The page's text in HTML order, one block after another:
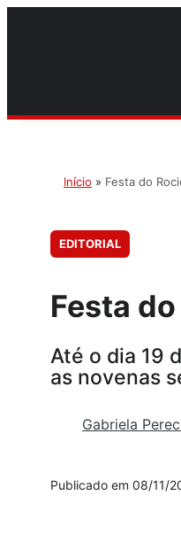
Início » Festa do
EDITORIAL
Festa
Até o dia 19
as novenas
Gabriela
08/11/